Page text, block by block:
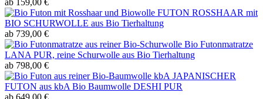
FUTON ROSSHAAR mit
BIO SCHURWOLLE aus Bio Tierhaltung
ab 739,00 €
Bio Futonmatratze
LANA PUR, reine Schurwolle aus Bio Tierhaltung
ab 798,00 €
JAPANISCHER
FUTON aus kbA Bio Baumwolle DESHI PUR
ab 649,00 €